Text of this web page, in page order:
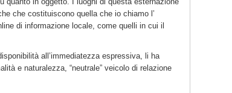
che costituiscono quella che io chiamo l’
di informazione locale, come quelli in cui il
all’immediatezza espressiva, li ha
e naturalezza, “neutrale” veicolo di relazione